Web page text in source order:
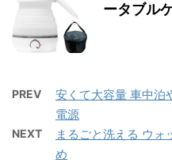
ータブル
PREV
安くて大容量 車中泊
電源
NEXT
まるごと洗える ウォ
め